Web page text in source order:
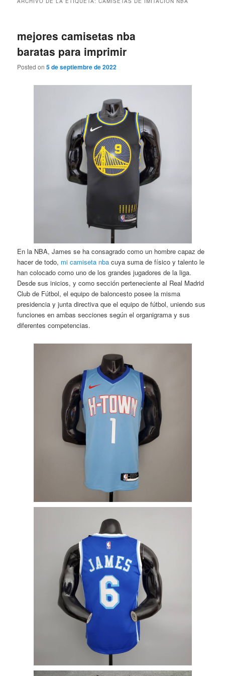
mejores camisetas nba
baratas para imprimir
Posted on5 de septiembre de 2022
En la NBA, James se ha consagrado como un hombre capaz de
hacer de todo, mi camiseta nba cuya suma de físico y talento le
han colocado como uno de los grandes jugadores de la liga.
Desde sus inicios, y como sección perteneciente al Real Madrid
Club de Fútbol, el equipo de baloncesto posee la misma
presidencia y junta directiva que el equipo de fútbol, uniendo sus
funciones en ambas secciones según el organigrama y sus
diferentes competencias.